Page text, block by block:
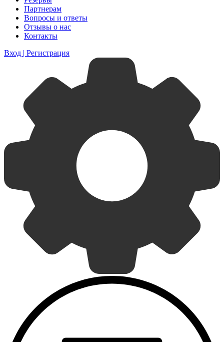
Партнерам
Вопросы и ответы
Отзывы о нас
Контакты
Вход | Регистрация